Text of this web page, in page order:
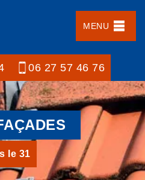
MENU
06 27 57 46 76
le 31